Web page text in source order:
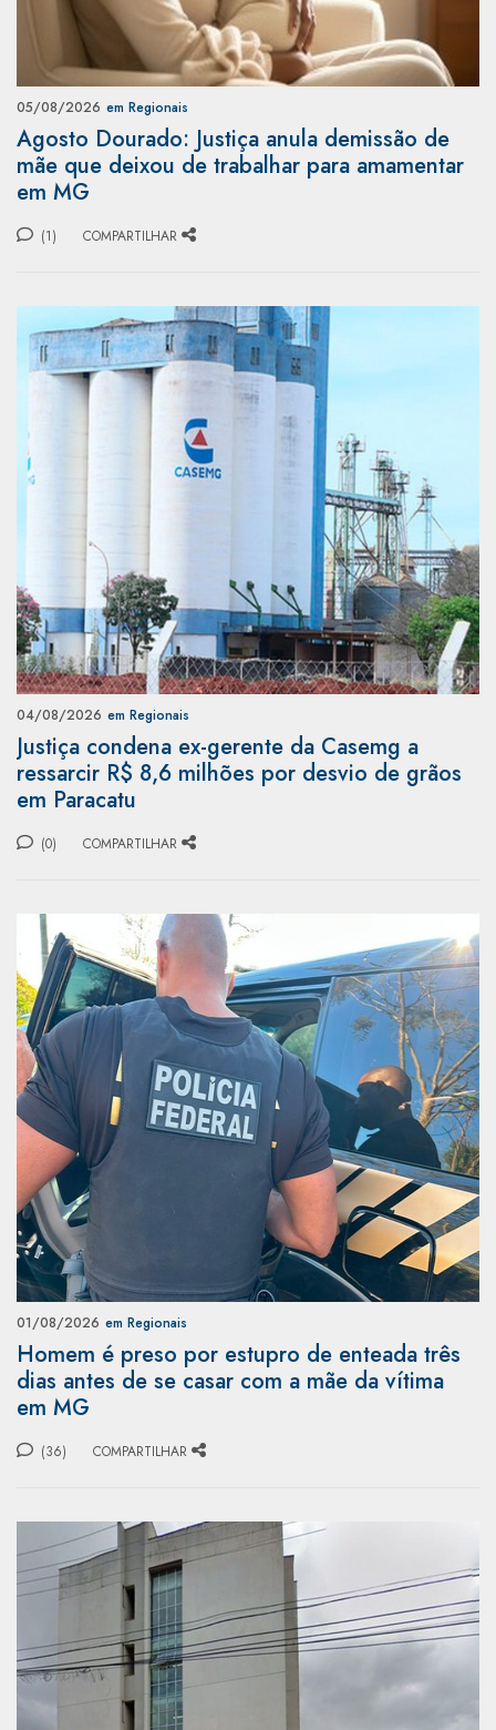
05/08/2026 em Regionais
Agosto Dourado: Justiça anula demissão de
mãe que deixou de trabalhar para amamentar
em MG
(1) COMPARTILHAR
04/08/2026 em Regionais
Justiça condena ex-gerente da Casemg a
ressarcir R$ 8,6 milhões por desvio de grãos
em Paracatu
(0) COMPARTILHAR
01/08/2026 em Regionais
Homem é preso por estupro de enteada três
dias antes de se casar com a mãe da vítima
em MG
(36) COMPARTILHAR